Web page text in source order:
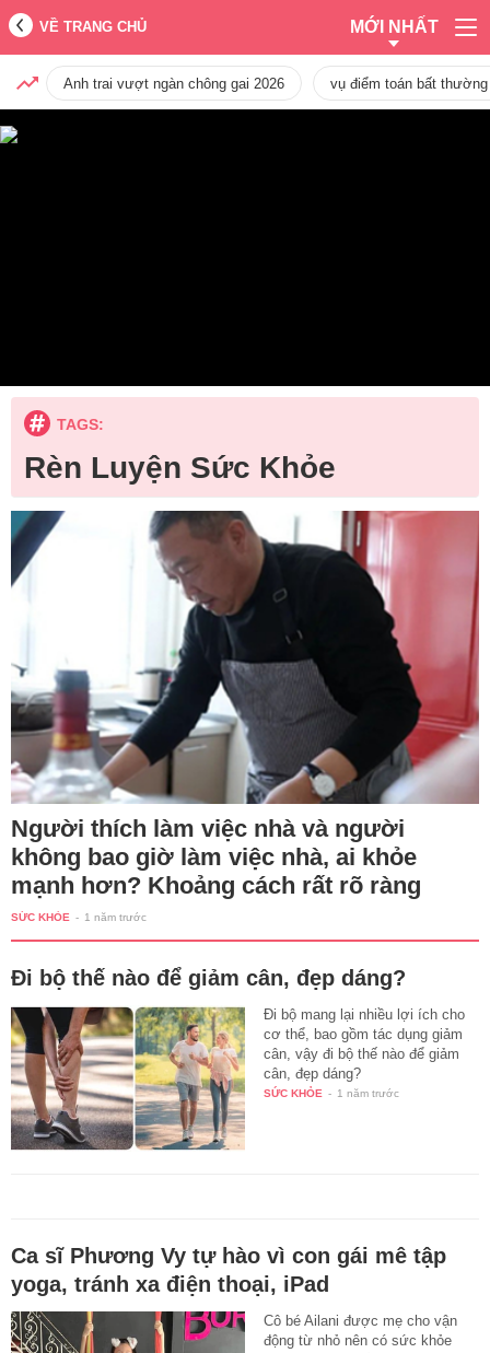
VỀ TRANG CHỦ MỚI NHẤT
Anh trai vượt ngàn chông gai 2026 vụ điểm toán bất
TAGS:
Rèn Luyện Sức Khỏe
Người thích làm việc nhà và người
không bao giờ làm việc nhà, ai khỏe
mạnh hơn? Khoảng cách rất rõ ràng
SỨC KHỎE - 1 năm trước
Đi bộ thế nào để giảm cân, đẹp dáng?
Đi bộ mang lại nhiều lợi ích cho
cơ thể, bao gồm tác dụng giảm
cân, vậy đi bộ thế nào để giảm
cân, đẹp dáng?
SỨC KHỎE - 1 năm trước
Ca sĩ Phương Vy tự hào vì con gái mê tập
yoga, tránh xa điện thoại, iPad
Cô bé Ailani được mẹ cho vận
động từ nhỏ nên có sức khỏe